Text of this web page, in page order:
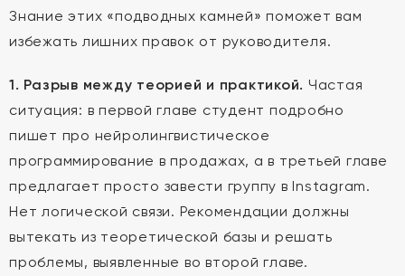
Знание этих «подводных камней» поможет вам
избежать лишних правок от руководителя.
1. Разрыв между теорией и практикой. Частая
ситуация: в первой главе студент подробно
пишет про нейролингвистическое
программирование в продажах, а в третьей главе
предлагает просто завести группу в Instagram.
Нет логической связи. Рекомендации должны
вытекать из теоретической базы и решать
проблемы, выявленные во второй главе.